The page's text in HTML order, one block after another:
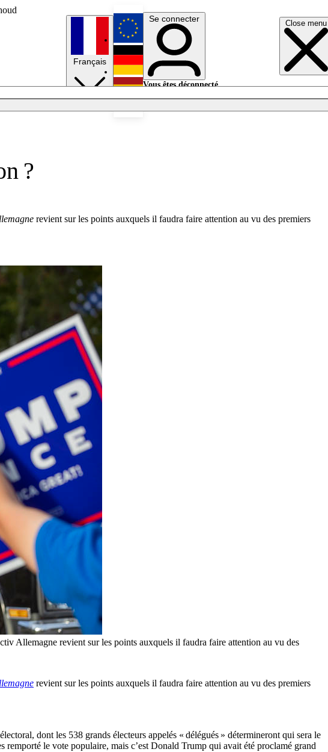
Close menu
Français
English
Deutsch
Se connecter
Vous êtes déconnecté.
?
revient sur les points auxquels il faudra faire attention au vu des premiers
Allemagne revient sur les points auxquels il faudra faire attention au vu des
revient sur les points auxquels il faudra faire attention au vu des premiers
dont les 538 grands électeurs appelés « délégués » détermineront qui sera le
le vote populaire, mais c’est Donald Trump qui avait été proclamé grand